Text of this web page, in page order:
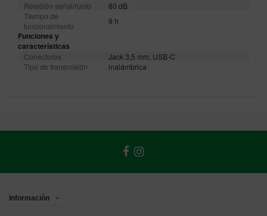
Relación señal/ruido
80 dB
Tiempo de
funcionamiento
9 h
Funciones y
características
Conectores
Jack 3,5 mm, USB-C
Tipo de transmisión
inalámbrica
Información